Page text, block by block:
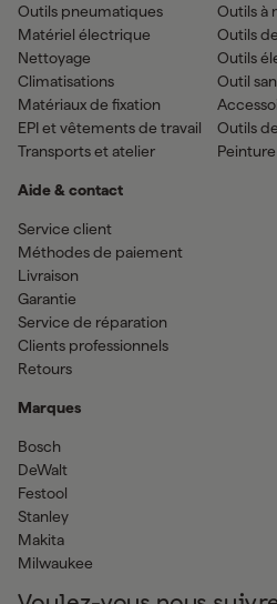
Outils pneumatiques
Matériel électrique
Nettoyage
Climatisations
Matériaux de fixation
EPI et vêtements de travail
Transports et atelier
Outils à
Outils
Outils
Outil
Outils
Aide & contact
Service client
Méthodes de paiement
Livraison
Garantie
Service de réparation
Clients professionnels
Retours
Marques
Bosch
DeWalt
Festool
Stanley
Makita
Milwaukee